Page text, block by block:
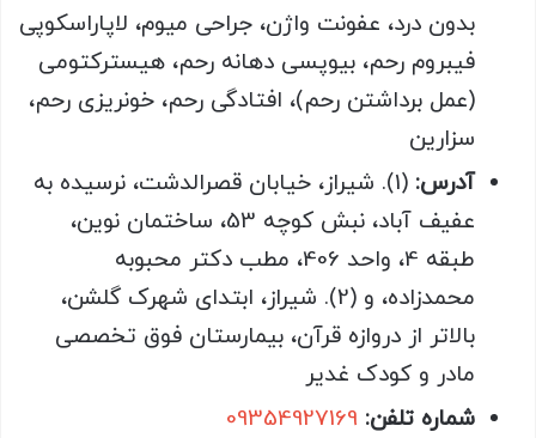
بدون درد، عفونت واژن، جراحی میوم، لاپاراسکوپی
فیبروم رحم، بیوپسی دهانه رحم، هیسترکتومی
(عمل برداشتن رحم)، افتادگی رحم، خونریزی رحم،
سزارین
آدرس:
(1). شیراز، خیابان قصرالدشت، نرسیده به
عفیف آباد، نبش کوچه 53، ساختمان نوین،
طبقه 4، واحد 406، مطب دکتر محبوبه
محمدزاده، و (2). شیراز، ابتدای شهرک گلشن،
بالاتر از دروازه قرآن، بیمارستان فوق تخصصی
مادر و کودک غدیر
شماره تلفن: 09354927169